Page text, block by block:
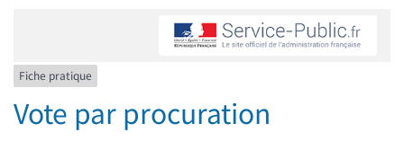
Fiche pratique
Vote par procuration